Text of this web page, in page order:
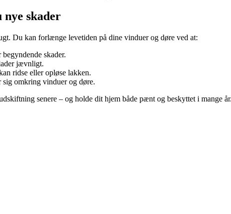
nye skader
Du kan forlænge levetiden på dine vinduer og døre ved at:
skader.
jævnligt.
ridse eller opløse lakken.
sig omkring vinduer og døre.
senere – og holde dit hjem både pænt og beskyttet i mange år.